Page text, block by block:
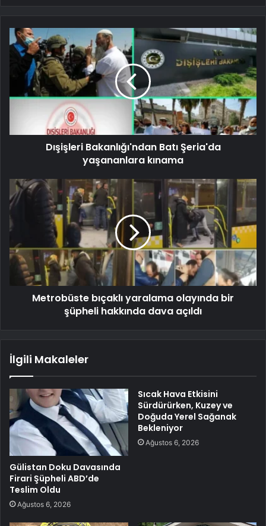
Dışişleri Bakanlığı'ndan Batı Şeria'da
yaşananlara kınama
Metrobüste bıçaklı yaralama olayında bir
şüpheli hakkında dava açıldı
İlgili Makaleler
Gülistan Doku Davasında
Firari Şüpheli ABD’de
Teslim Oldu
Ağustos 6, 2026
Sıcak Hava Etkisini
Sürdürürken, Kuzey ve
Doğuda Yerel Sağanak
Bekleniyor
Ağustos 6, 2026